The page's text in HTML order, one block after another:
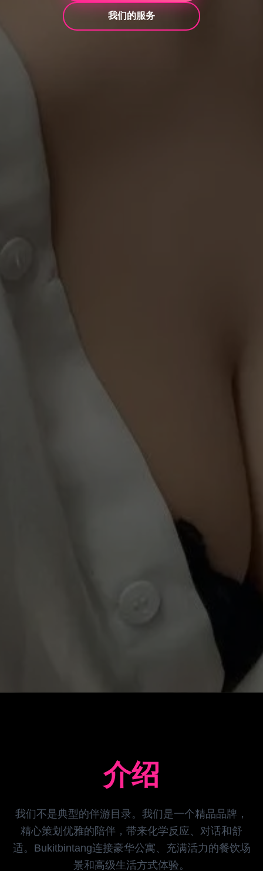
我们的服务
介绍
我们不是典型的伴游目录。我们是一个精品品牌，
精心策划优雅的陪伴，带来化学反应、对话和舒
适。Bukitbintang连接豪华公寓、充满活力的餐饮场
景和高级生活方式体验。